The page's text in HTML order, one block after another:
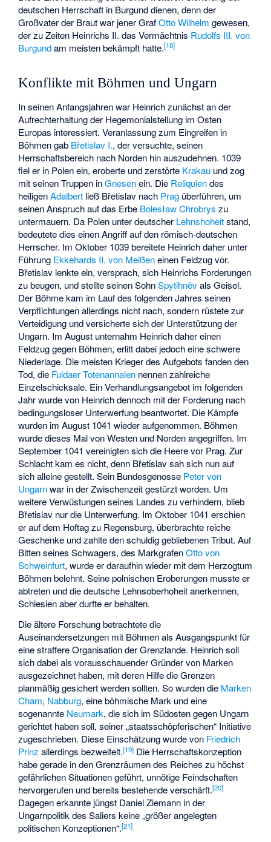
deutschen Herrschaft in Burgund dienen, denn der
Großvater der Braut war jener GrafOtto Wilhelm gewesen,
der zu Zeiten Heinrichs II. das Vermächtnis Rudolfs III. von
Burgundam meisten bekämpft hatte.[18]
Konflikte mit Böhmen und Ungarn
In seinen Anfangsjahren war Heinrich zunächst an der
Aufrechterhaltung der Hegemonialstellung im Osten
Europas interessiert. Veranlassung zum Eingreifen in
Böhmen gab Břetislav I., der versuchte, seinen
Herrschaftsbereich nach Norden hin auszudehnen. 1039
fiel er in Polen ein, eroberte und zerstörte Krakau und zog
mit seinen Truppen inGnesenein. Die Reliquiendes
heiligenAdalbert ließ Břetislav nach Prag überführen, um
seinen Anspruch auf das Erbe Bolesław Chrobrys zu
untermauern. Da Polen unter deutscher Lehnshoheitstand,
bedeutete dies einen Angriff auf den römisch-deutschen
Herrscher. Im Oktober 1039 bereitete Heinrich daher unter
Führung Ekkehards II. von Meißeneinen Feldzug vor.
Břetislav lenkte ein, versprach, sich Heinrichs Forderungen
zu beugen, und stellte seinen SohnSpytihněvals Geisel.
Der Böhme kam im Lauf des folgenden Jahres seinen
Verpflichtungen allerdings nicht nach, sondern rüstete zur
Verteidigung und versicherte sich der Unterstützung der
Ungarn. Im August unternahm Heinrich daher einen
Feldzug gegen Böhmen, erlitt dabei jedocheine schwere
Niederlage. Die meisten Krieger des Aufgebots fanden den
Tod, die Fuldaer Totenannalen nennen zahlreiche
Einzelschicksale. Ein Verhandlungsangebot im folgenden
Jahr wurde von Heinrich dennoch mit der Forderung nach
bedingungsloser Unterwerfung beantwortet. Die Kämpfe
wurden im August 1041 wieder aufgenommen. Böhmen
wurde dieses Mal von Westen und Norden angegriffen. Im
September 1041 vereinigten sich die Heere vor Prag. Zur
Schlacht kam es nicht, denn Břetislav sah sich nun auf
sich alleine gestellt. Sein Bundesgenosse Peter von
Ungarnwar in der Zwischenzeit gestürzt worden. Um
weitere Verwüstungen seines Landes zu verhindern, blieb
Břetislav nur die Unterwerfung. Im Oktober 1041 erschien
er auf dem Hoftag zu Regensburg, überbrachte reiche
Geschenke und zahlte den schuldig gebliebenen Tribut. Auf
Bitten seines Schwagers, des MarkgrafenOtto von
Schweinfurt, wurde er daraufhin wieder mit dem Herzogtum
Böhmen belehnt. Seine polnischen Eroberungen musste er
abtreten und die deutsche Lehnsoberhoheit anerkennen,
Schlesien aber durfte er behalten.
Die ältere Forschung betrachtete die
Auseinandersetzungen mit Böhmen als Ausgangspunkt für
eine straffere Organisation der Grenzlande. Heinrich soll
sich dabei als vorausschauender Gründer von Marken
ausgezeichnet haben, mit deren Hilfe die Grenzen
planmäßig gesichert werden sollten. So wurden die Marken
Cham, Nabburg, eine böhmische Mark und eine
sogenannte Neumark, die sich im Südosten gegen Ungarn
gerichtet haben soll, seiner „staatsschöpferischen“ Initiative
zugeschrieben. Diese Einschätzung wurde von Friedrich
Prinz allerdings bezweifelt.[19] Die Herrschaftskonzeption
habe gerade in den Grenzräumen des Reiches zu höchst
gefährlichen Situationen geführt, unnötige Feindschaften
hervorgerufen und bereits bestehende verschärft.[20]
Dagegen erkannte jüngst Daniel Ziemann in der
Ungarnpolitik des Saliers keine „größer angelegten
politischen Konzeptionen“.[21]